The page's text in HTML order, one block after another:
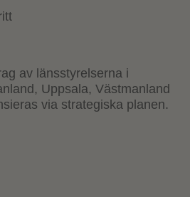
av länsstyrelserna i
Uppsala, Västmanland
via strategiska planen.